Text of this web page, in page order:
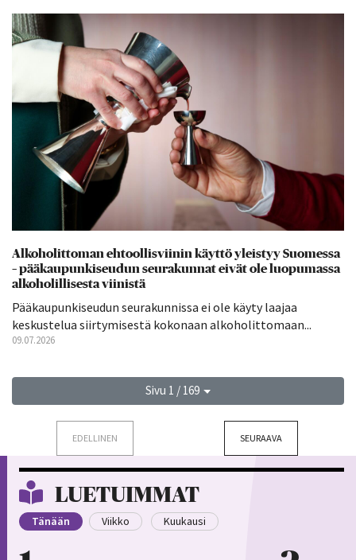
Alkoholittoman ehtoollisviinin käyttö yleistyy Suomessa
– pääkaupunkiseudun seurakunnat eivät ole luopumassa
alkoholillisesta viinistä
Pääkaupunkiseudun seurakunnissa ei ole käyty laajaa
keskustelua siirtymisestä kokonaan alkoholittomaan...
09.07.2026
Sivu 1 / 169
EDELLINEN SEURAAVA
LUETUIMMAT
Tänään Viikko Kuukausi